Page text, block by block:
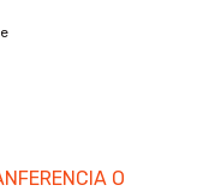
O